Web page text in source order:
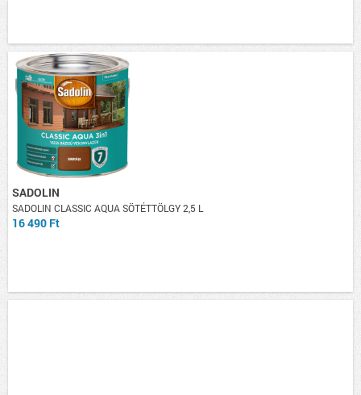
SADOLIN
SADOLIN CLASSIC AQUA SÖTÉTTÖLGY 2,5 L
16 490 Ft